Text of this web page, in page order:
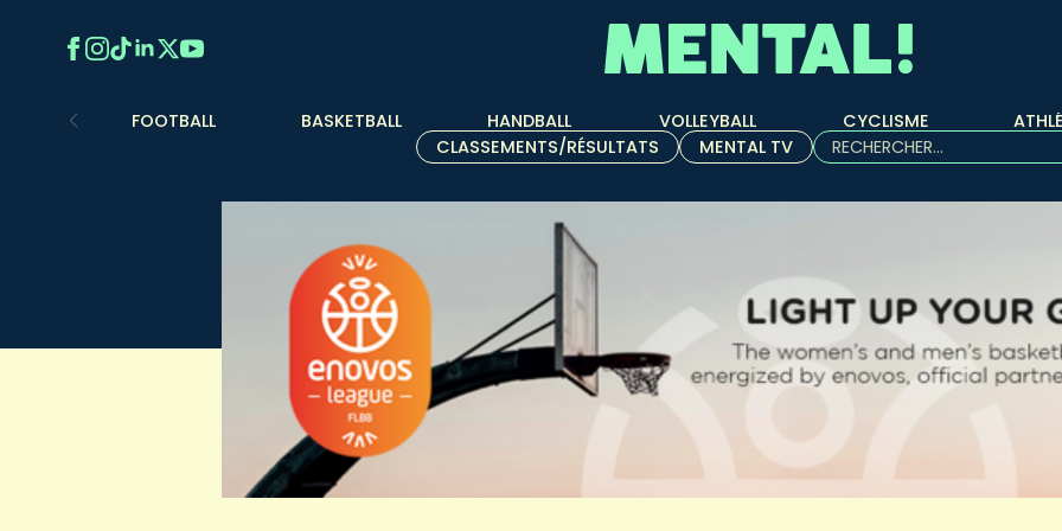
FOOTBALL BASKETBALL HANDBALL VOLLEYBALL CYCLISME
CLASSEMENTS/RÉSULTATS
MENTAL TV
Rechercher :